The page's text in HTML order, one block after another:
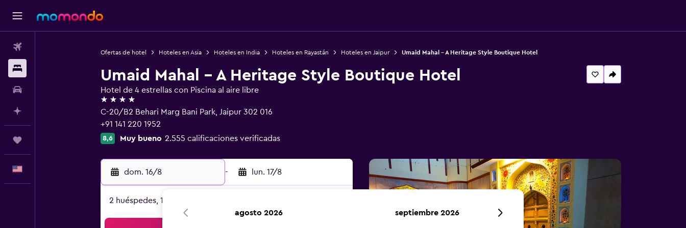
Ofertas de hotel Hoteles en Asia Hoteles en India Hoteles en Rayastán Hoteles en Jaipur Umaid Mahal - A Heritage Style Boutique Hotel
Umaid Mahal - A Heritage Style Boutique Hotel
Hotel de 4 estrellas con Piscina al aire libre
4 estrellas
C-20/B2 Behari Marg Bani Park, Jaipur 302 016
+91 141 220 1952
8,6 Muy bueno 2.555 calificaciones verificadas
dom. 16/8 - lun. 17/8
2 huéspedes, 1 habitación
agosto 2026 septiembre 2026